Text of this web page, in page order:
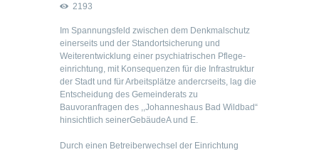
2193
Im Spannungsfeld zwischen dem Denkmalschutz
einerseits und der Standortsicherung und
Weiterentwicklung einer psychiatrischen Pflege-
einrichtung, mit Konsequenzen für die Infrastruktur
der Stadt und für Arbeitsplätze andercrseits, lag die
Entscheidung des Gemeinderats zu
Bauvoranfragen des ,,Johanneshaus Bad Wildbad“
hinsichtlich seinerGebäudeA und E.
Durch einen Betreiberwechsel der Einrichtung